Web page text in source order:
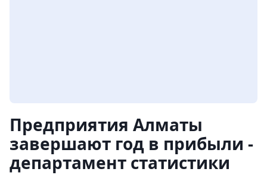
Предприятия Алматы
завершают год в прибыли -
департамент статистики